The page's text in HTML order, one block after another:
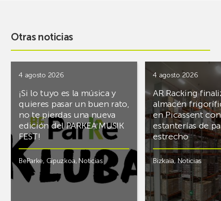
Otras noticias
4 agosto 2026
¡Si lo tuyo es la música y
quieres pasar un buen rato,
no te pierdas una nueva
edición del PARKEA MUSIK
FEST!
BeParke, Gipuzkoa, Noticias
4 agosto 2026
AR Racking
almacén
en Picassent con
estanterías de
estrecho
Bizkaia,Noticias